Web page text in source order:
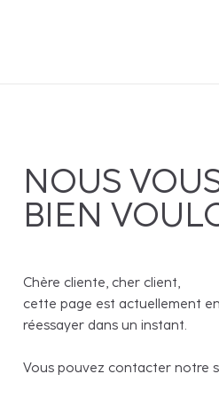
NOUS
BIEN
Chère cliente, cher client,
cette page est actuellement
réessayer dans un instant.
Vous pouvez contacter notre